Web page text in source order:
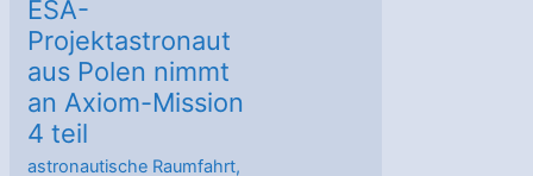
ESA-
Projektastronaut
aus Polen nimmt
an Axiom-Mission
4 teil
astronautische Raumfahrt,